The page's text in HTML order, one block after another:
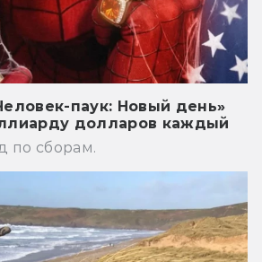
паук: Новый день»
долларов каждый
по сборам.